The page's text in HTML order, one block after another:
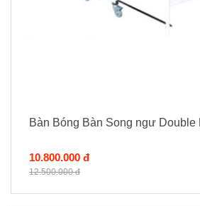
Bàn Bóng Bàn Song ngư Double
10.800.000 đ
12.500.000 đ